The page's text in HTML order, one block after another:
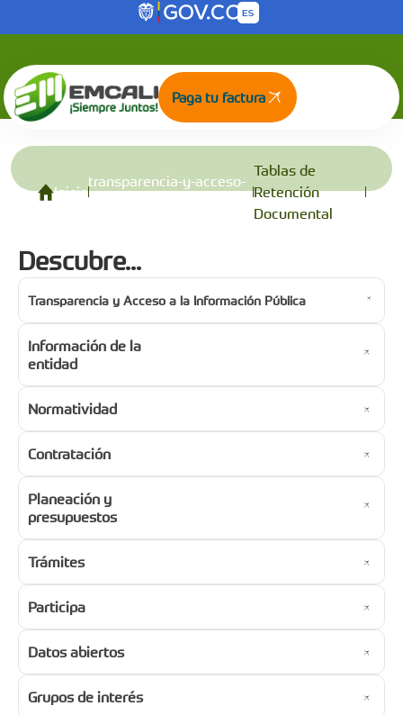
Saltar al contenido principal
Tablas de Retención Documental
Paga tu factura
Inicio
transparencia-y-acceso-
a-la-informacion-publica
Tablas de
Retención
Documental
Descubre...
Transparencia y Acceso a la Información Pública
Información de la
entidad
Normatividad
Contratación
Planeación y
presupuestos
Trámites
Participa
Datos abiertos
Grupos de interés